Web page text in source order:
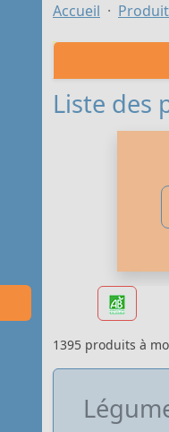
Accueil
Liste des
1395 produits à